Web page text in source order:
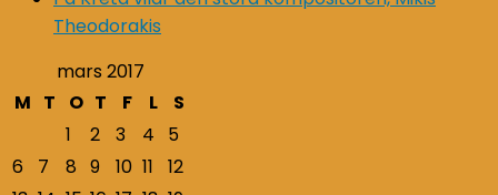
Theodorakis
mars 2017
M T O T F L
S
1
2 3 4
5
6
7 8 9 10 11
12